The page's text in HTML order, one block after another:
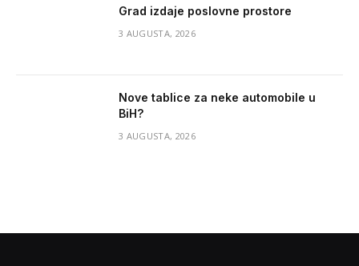
Grad izdaje poslovne prostore
3 AUGUSTA, 2026
Nove tablice za neke automobile u
BiH?
3 AUGUSTA, 2026